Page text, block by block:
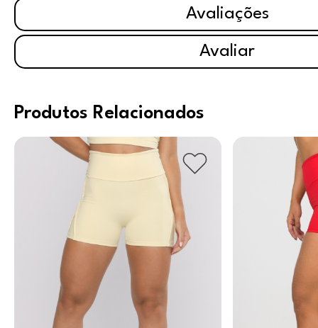
Avaliações
Avaliar
Produtos Relacionados